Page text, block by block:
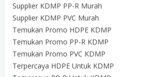
Supplier KDMP PP-R Murah
Supplier KDMP PVC Murah
Temukan Promo HDPE KDMP
Temukan Promo PP-R KDMP
Temukan Promo PVC KDMP
Terpercaya HDPE Untuk KDMP